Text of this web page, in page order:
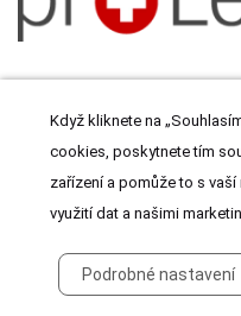
© 2026 Meditorial
Když kliknete na
cookies, poskytnete tím
zařízení a pomůže to s
využití dat a našimi
Podrobné nastavení